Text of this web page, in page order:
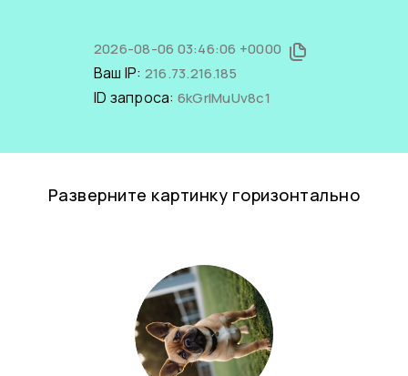
2026-08-06 03:46:06 +0000
Ваш IP: 216.73.216.185
ID запроса: 6kGrIMuUv8c1
Разверните картинку горизонтально